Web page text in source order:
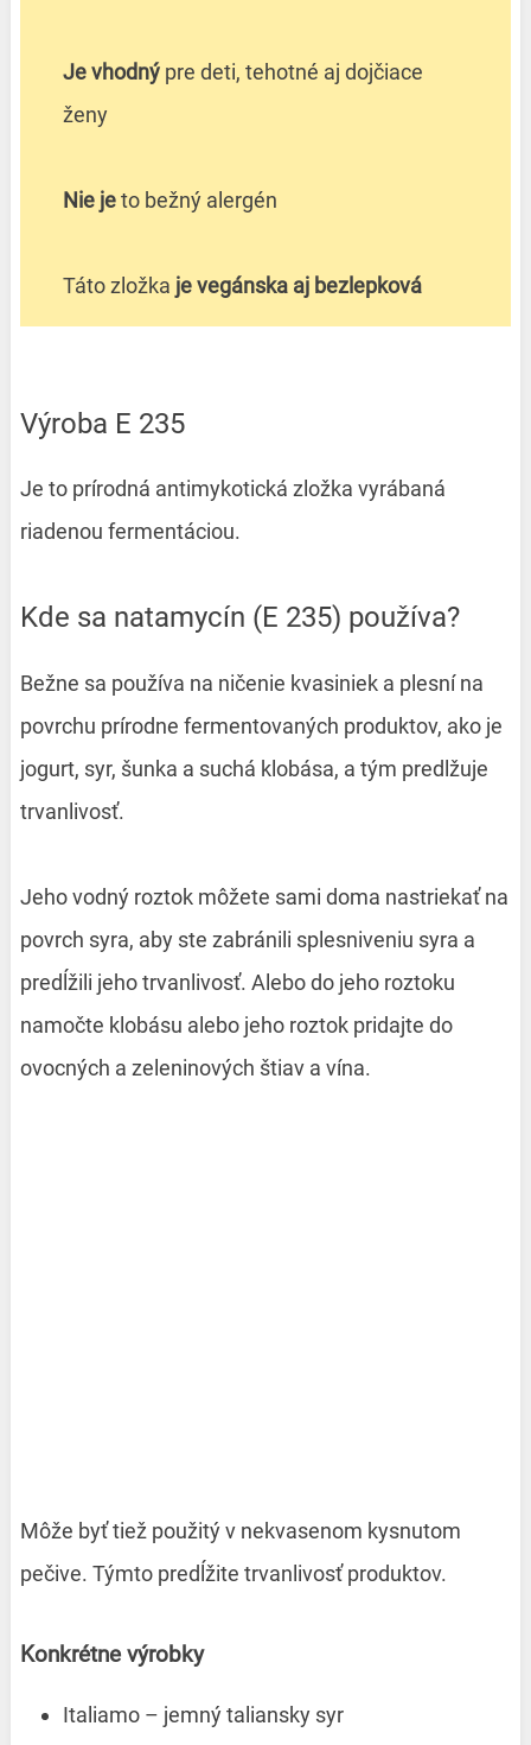
Je vhodnýpre deti, tehotné aj dojčiace
ženy
Nie jeto bežný alergén
Táto zložka je vegánska aj bezlepková
Výroba E 235
Je to prírodná antimykotická zložka vyrábaná
riadenou fermentáciou.
Kde sa natamycín (E 235) používa?
Bežne sa používa na ničenie kvasiniek a plesní na
povrchu prírodne fermentovaných produktov, ako je
jogurt, syr, šunka a suchá klobása, a tým predlžuje
trvanlivosť.
Jeho vodný roztok môžete sami doma nastriekať na
povrch syra, aby ste zabránili splesniveniu syra a
predĺžili jeho trvanlivosť. Alebo do jeho roztoku
namočte klobásu alebo jeho roztok pridajte do
ovocných a zeleninových štiav a vína.
Môže byť tiež použitý v nekvasenom kysnutom
pečive. Týmto predĺžite trvanlivosť produktov.
Konkrétne výrobky
Italiamo – jemný taliansky syr